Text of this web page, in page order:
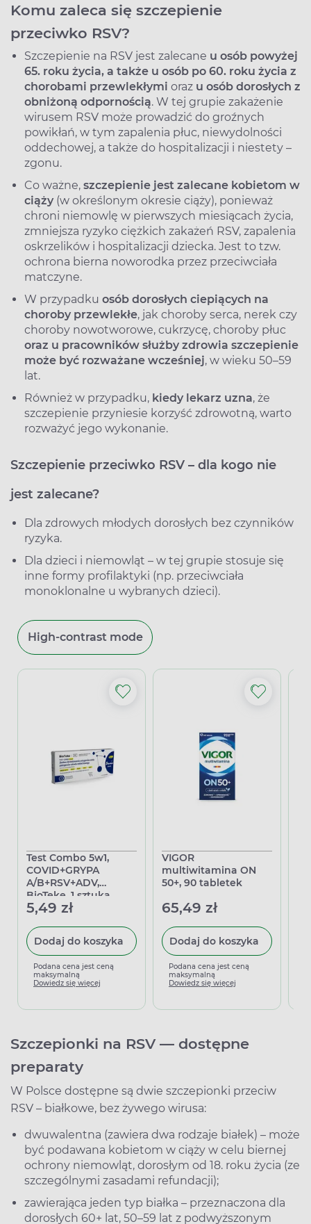
Komu zaleca się szczepienie
przeciwko RSV?
Szczepienie na RSV jest zalecane u osób powyżej
65. roku życia, a także u osób po 60. roku życia z
chorobami przewlekłymi oraz u osób dorosłych z
obniżoną odpornością. W tej grupie zakażenie
wirusem RSV może prowadzić do groźnych
powikłań, w tym zapalenia płuc, niewydolności
oddechowej, a także do hospitalizacji i niestety –
zgonu.
Co ważne, szczepienie jest zalecane kobietom w
ciąży (w określonym okresie ciąży), ponieważ
chroni niemowlę w pierwszych miesiącach życia,
zmniejsza ryzyko ciężkich zakażeń RSV, zapalenia
oskrzelików i hospitalizacji dziecka. Jest to tzw.
ochrona bierna noworodka przez przeciwciała
matczyne.
W przypadku osób dorosłych ciepiących na
choroby przewlekłe, jak choroby serca, nerek czy
choroby nowotworowe, cukrzycę, choroby płuc
oraz u pracowników służby zdrowia szczepienie
może być rozważane wcześniej, w wieku 50–59
lat.
Również w przypadku, kiedy lekarz uzna, że
szczepienie przyniesie korzyść zdrowotną, warto
rozważyć jego wykonanie.
Szczepienie przeciwko RSV – dla kogo nie
jest zalecane?
Dla zdrowych młodych dorosłych bez czynników
ryzyka.
Dla dzieci i niemowląt – w tej grupie stosuje się
inne formy profilaktyki (np. przeciwciała
monoklonalne u wybranych dzieci).
High-contrast mode
Test Combo 5w1,
COVID+GRYPA
A/B+RSV+ADV,
BioTeke, 1 sztuka
5,49 zł
Dodaj do koszyka
Podana cena jest ceną
maksymalną
Dowiedz się więcej
VIGOR
multiwitamina ON
50+, 90 tabletek
65,49 zł
Dodaj do koszyka
Podana cena jest ceną
maksymalną
Dowiedz się więcej
Szczepionki na RSV — dostępne
preparaty
W Polsce dostępne są dwie szczepionki przeciw
RSV – białkowe, bez żywego wirusa:
dwuwalentna (zawiera dwa rodzaje białek) – może
być podawana kobietom w ciąży w celu biernej
ochrony niemowląt, dorosłym od 18. roku życia (ze
szczególnymi zasadami refundacji);
zawierająca jeden typ białka – przeznaczona dla
dorosłych 60+ lat, 50–59 lat z podwyższonym